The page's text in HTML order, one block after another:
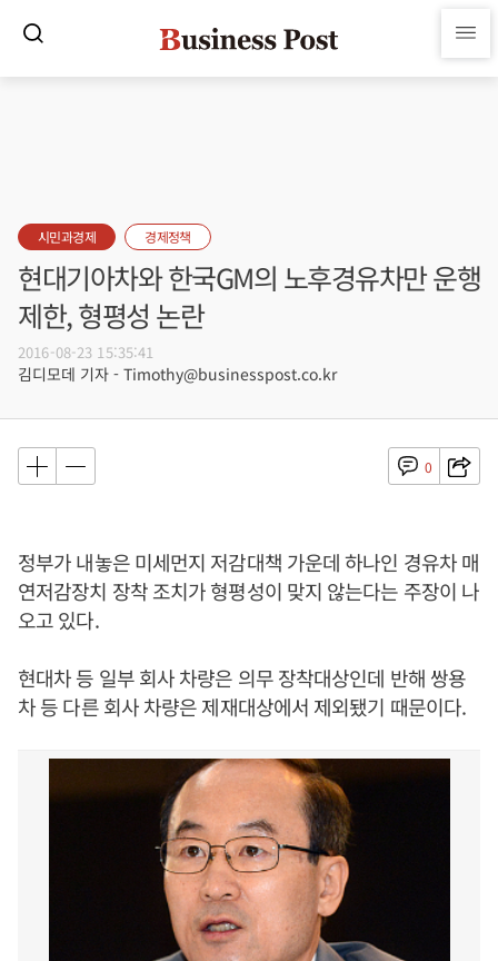
시민과경제 경제정책
현대기아차와 한국GM의 노후경유차만 운행
제한, 형평성 논란
2016-08-23 15:35:41
김디모데 기자 - Timothy@businesspost.co.kr
0
정부가 내놓은 미세먼지 저감대책 가운데 하나인 경유차 매
연저감장치 장착 조치가 형평성이 맞지 않는다는 주장이 나
오고 있다.
현대차 등 일부 회사 차량은 의무 장착대상인데 반해 쌍용
차 등 다른 회사 차량은 제재대상에서 제외됐기 때문이다.